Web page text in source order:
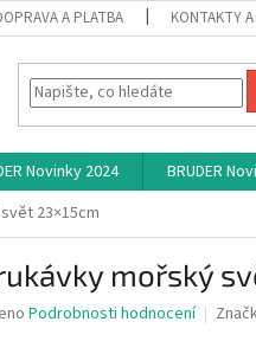
A PLATBA KONTAKTY
Novinky 2024 BRUDER
23×15cm
mořský
Podrobnosti hodnocení